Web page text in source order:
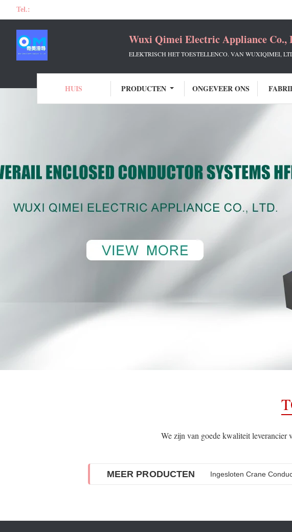
Tel.:
Wuxi Qimei Electric Appliance Co.,
ELEKTRISCH HET TOESTELLENCO. VAN WUXIQIMEI,
HUIS PRODUCTEN ONGEVEER ONS
We zijn van goede kwaliteit
MEER PRODUCTEN Ingesloten Crane